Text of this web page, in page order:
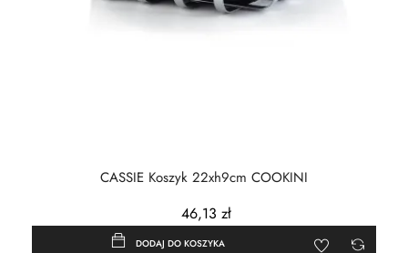
CASSIE Koszyk 22xh9cm COOKINI
46,13 zł
DODAJ DO KOSZYKA